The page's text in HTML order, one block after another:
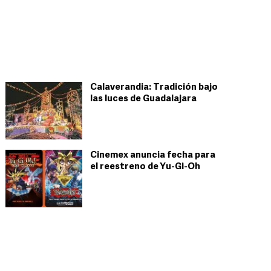
Calaverandia: Tradición bajo
las luces de Guadalajara
Cinemex anuncia fecha para
el reestreno de Yu-Gi-Oh